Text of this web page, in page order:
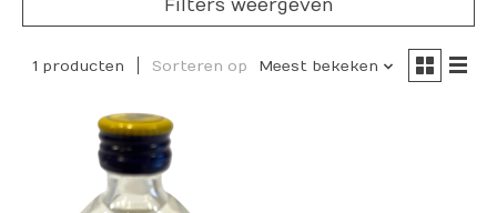
Filters weergeven
1 producten Sorteren op Meest bekeken